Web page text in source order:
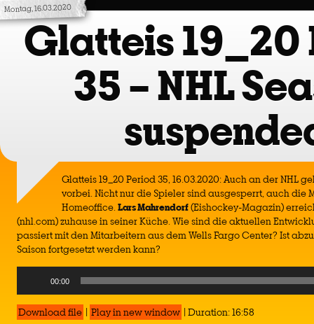
Montag, 16.03.2020
Glatteis 19_20
35 – NHL
Glatteis 19_20 Period 35, 16.03.2020: Auch an der NHL
vorbei. Nicht nur die Spieler sind ausgesperrt, auch die
Homeoffice.LarsMahrendorf(Eishockey-Magazin)
(nhl.com) zuhause in seiner Küche. Wie sind die aktuellen
passiert mit den Mitarbeitern aus dem Wells Fargo Center? Ist
Saison fortgesetzt werden kann?
00:00
Download file | Play in new window | Duration: 16:58